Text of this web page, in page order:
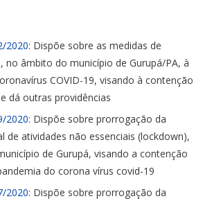
2020: Dispõe sobre as medidas de
no âmbito do município de Gurupá/PA, à
COVID-19, visando à contenção
dá outras providências
2020: Dispõe sobre prorrogação da
de atividades não essenciais (lockdown),
de Gurupá, visando a contenção
do corona vírus covid-19
2020: Dispõe sobre prorrogação da